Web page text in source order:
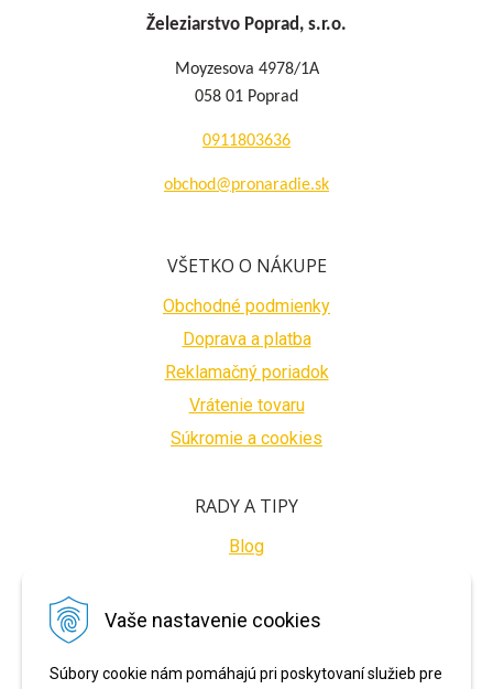
Vaše nastavenie cookies
Súbory cookie nám pomáhajú pri poskytovaní služieb pre
Železiarstvo Poprad, s.r.o.
Moyzesova 4978/1A
058 01 Poprad
0911803636
obchod@pronaradie.sk
VŠETKO O NÁKUPE
Obchodné podmienky
Doprava a platba
Reklamačný poriadok
Vrátenie tovaru
Súkromie a cookies
RADY A TIPY
Blog
BEZPEČNÉ PLATBY